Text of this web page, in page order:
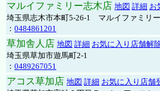
マルイファミリー志木店 地図 詳細 お
埼玉県志木市本町5-26-1 マルイファミリ
： 0484861201
草加舎人店 地図 詳細 お気に入り店舗解
埼玉県草加市遊馬町2-1
： 0489267051
アコス草加店 地図 詳細 お気に入り店舗